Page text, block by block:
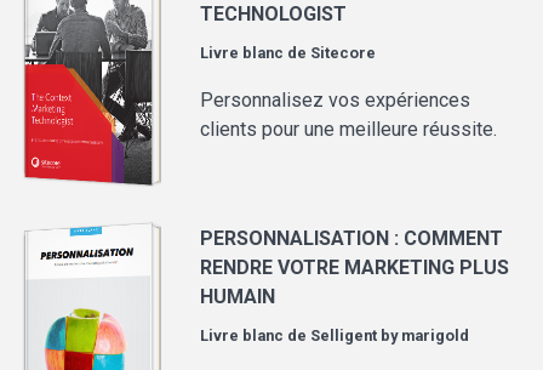
TECHNOLOGIST
Livre blanc de Sitecore
Personnalisez vos expériences
clients pour une meilleure réussite.
PERSONNALISATION : COMMENT
RENDRE VOTRE MARKETING PLUS
HUMAIN
Livre blanc de Selligent by marigold